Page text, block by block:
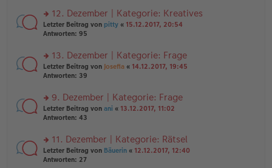
tr
a
g
e
n
er
tr
a
g
n
g
el
e
n
er
tr
a
g
rs
te
n
g
el
e
n
er
tr
a
g
12. Dezember | Kategorie: Kreatives
Letzter Beitrag von pitty « 15.12.2017, 20:54
Antworten: 95
rs
te
n
g
el
e
n
er
13. Dezember | Kategorie: Frage
Letzter Beitrag von Josefia « 14.12.2017, 19:45
Antworten: 39
rs
te
n
g
el
9. Dezember | Kategorie: Frage
Letzter Beitrag von ani « 13.12.2017, 11:02
Antworten: 43
rs
te
11. Dezember | Kategorie: Rätsel
Letzter Beitrag von Bäuerin « 12.12.2017, 12:40
Antworten: 27